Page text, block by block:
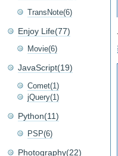
TransNote(6)
Enjoy Life(77)
Movie(6)
JavaScript(19)
Comet(1)
jQuery(1)
Python(11)
PSP(6)
Photography(22)